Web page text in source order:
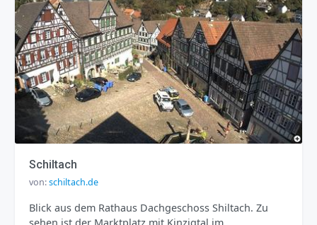
Schiltach
von:schiltach.de
Blick aus dem Rathaus Dachgeschoss Shiltach. Zu